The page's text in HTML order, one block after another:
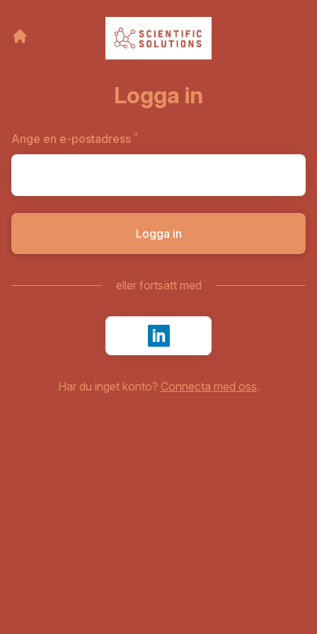
Logga in
Ange en e-postadress *
Logga in
eller fortsätt med
Logga in med LinkedIn
Har du inget konto? Connecta med oss.